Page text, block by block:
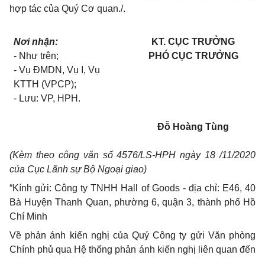
hợp tác của Quý Cơ quan./.
Nơi nhận:
- Như trên;
- Vụ ĐMDN, Vụ , Vụ
KTTH (VPCP);
- Lưu: VP, HPH.
KT. CỤC TRƯỞNG
PHÓ CỤC TRƯỞNG
Đỗ Hoàng Tùng
(Kèm theo công văn số4576/LS-HPH ngày 18 /11/2020
của Cục Lãnh sự Bộ Ngoại giao)
“Kính gửi: Công ty TNHH Hall of Goods - địa chỉ: E46, 40
Bà Huyện Thanh Quan, phường 6, quận 3, thành phố Hồ
Chí Minh
Về phảnánh kiến nghị của Quý Công ty gửi Văn phòng
Chính phủqua Hệ thống phản ánh kiến nghị liên quan đến